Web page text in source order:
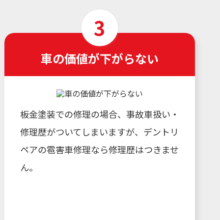
車の価値が下がらない
板金塗装での修理の場合、事故車扱い・
修理歴がついてしまいますが、デントリ
ペアの雹害車修理なら修理歴はつきませ
ん。